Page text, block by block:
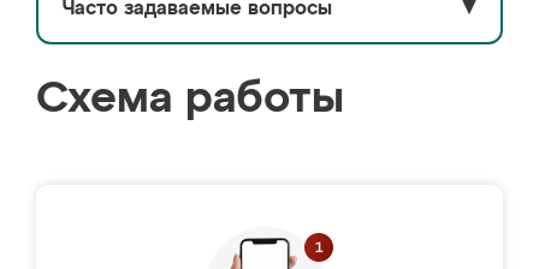
Часто задаваемые вопросы ▼
Схема работы